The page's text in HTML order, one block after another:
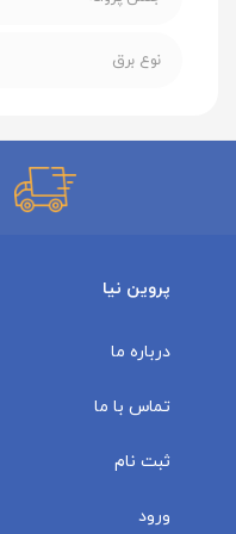
نوع برق
پروین نیا
درباره ما
تماس با ما
ثبت نام
ورود